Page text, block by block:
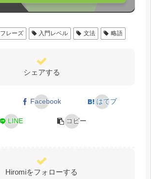
フレーズ 入門レベル 文法 略語
シェアする
Facebook はてブ
LINE コピー
Hiromiをフォローする